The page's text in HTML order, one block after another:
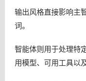
输出风格直接影响主
词。
智能体则用于处理特
用模型、可用工具以